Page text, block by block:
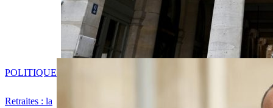
Retraites : la
POLITIQUE